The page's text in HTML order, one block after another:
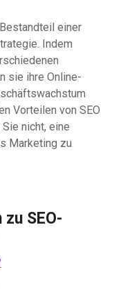
einer
Indem
sie ihre Online-
Vorteilen von SEO
nicht, eine
Marketing zu
SEO-